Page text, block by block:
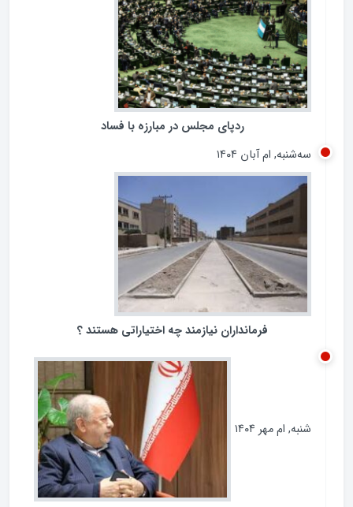
پنجشنبه, ام آبان ۱۴۰۴
ردپای مجلس در مبارزه با فساد
سه‌شنبه, ام آبان ۱۴۰۴
فرمانداران نیازمند چه اختیاراتی هستند ؟